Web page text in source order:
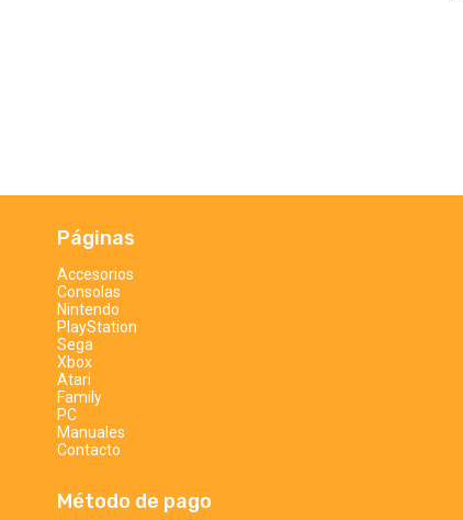
Páginas
Accesorios
Consolas
Nintendo
PlayStation
Sega
Xbox
Atari
Family
PC
Manuales
Contacto
Método de pago